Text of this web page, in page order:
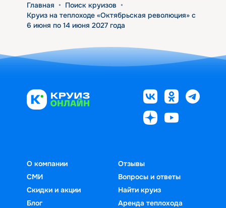
Главная • Поиск круизов •
Круиз на теплоходе «Октябрьская революция» с
6 июня по 14 июня 2027 года
О компании
СМИ
Скидки и акции
Блог
Отзывы
Вопросы и ответы
Найти круиз
Аренда теплохода